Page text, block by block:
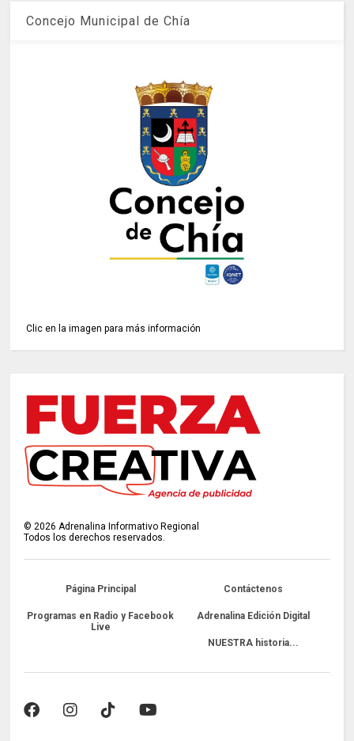
Concejo Municipal de Chía
Clic en la imagen para más información
©2026 Adrenalina Informativo Regional
Todos los derechos reservados.
Página Principal Contáctenos
Programas en Radio y Facebook
Live
Adrenalina Edición Digital
NUESTRA historia...